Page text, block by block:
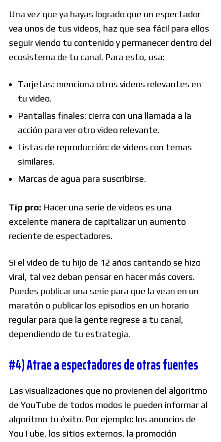
Una vez que ya hayas logrado que un espectador
vea unos de tus videos, haz que sea fácil para ellos
seguir viendo tu contenido y permanecer dentro del
ecosistema de tu canal. Para esto, usa:
Tarjetas: menciona otros videos relevantes en
tu video.
Pantallas finales: cierra con una llamada a la
acción para ver otro video relevante.
Listas de reproducción: de videos con temas
similares.
Marcas de agua para suscribirse.
Tip pro: Hacer una serie de videos es una
excelente manera de capitalizar un aumento
reciente de espectadores.
Si el video de tu hijo de 12 años cantando se hizo
viral, tal vez deban pensar en hacer más covers.
Puedes publicar una serie para que la vean en un
maratón o publicar los episodios en un horario
regular para que la gente regrese a tu canal,
dependiendo de tu estrategia.
#4) Atrae a espectadores de otras fuentes
Las visualizaciones que no provienen del algoritmo
de YouTube de todos modos le pueden informar al
algoritmo tu éxito. Por ejemplo: los anuncios de
YouTube, los sitios externos, la promoción